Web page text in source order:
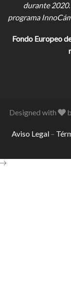
durante
programa
Fondo Europeo
Designed with
Aviso Legal –